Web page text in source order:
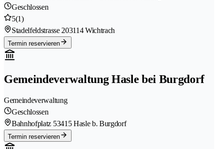
Geschlossen
5(1)
Stadelfeldstrasse 203114 Wichtrach
Termin reservieren
Gemeindeverwaltung Hasle bei Burgdorf
Gemeindeverwaltung
Geschlossen
Bahnhofplatz 53415 Hasle b. Burgdorf
Termin reservieren